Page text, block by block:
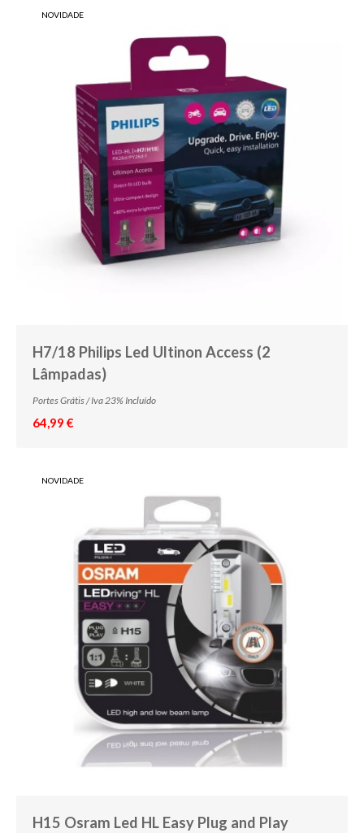
NOVIDADE
H7/18 Philips Led Ultinon Access (2
Lâmpadas)
Portes Grátis / Iva 23% Incluído
64,99 €
NOVIDADE
H15 Osram Led HL Easy Plug and Play